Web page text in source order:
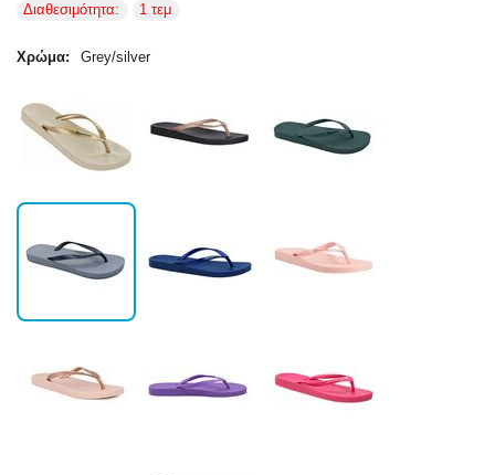
Διαθεσιμότητα: 1 τεμ
Χρώμα: Grey/silver